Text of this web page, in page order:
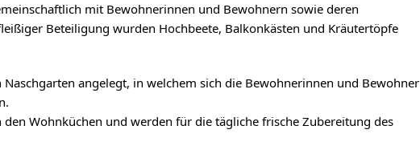
mit Bewohnerinnen und Bewohnern sowie deren
Beteiligung wurden Hochbeete, Balkonkästen und Kräutertöpfe
angelegt, in welchem sich die Bewohnerinnen und Bewohner
Wohnküchen und werden für die tägliche frische Zubereitung des